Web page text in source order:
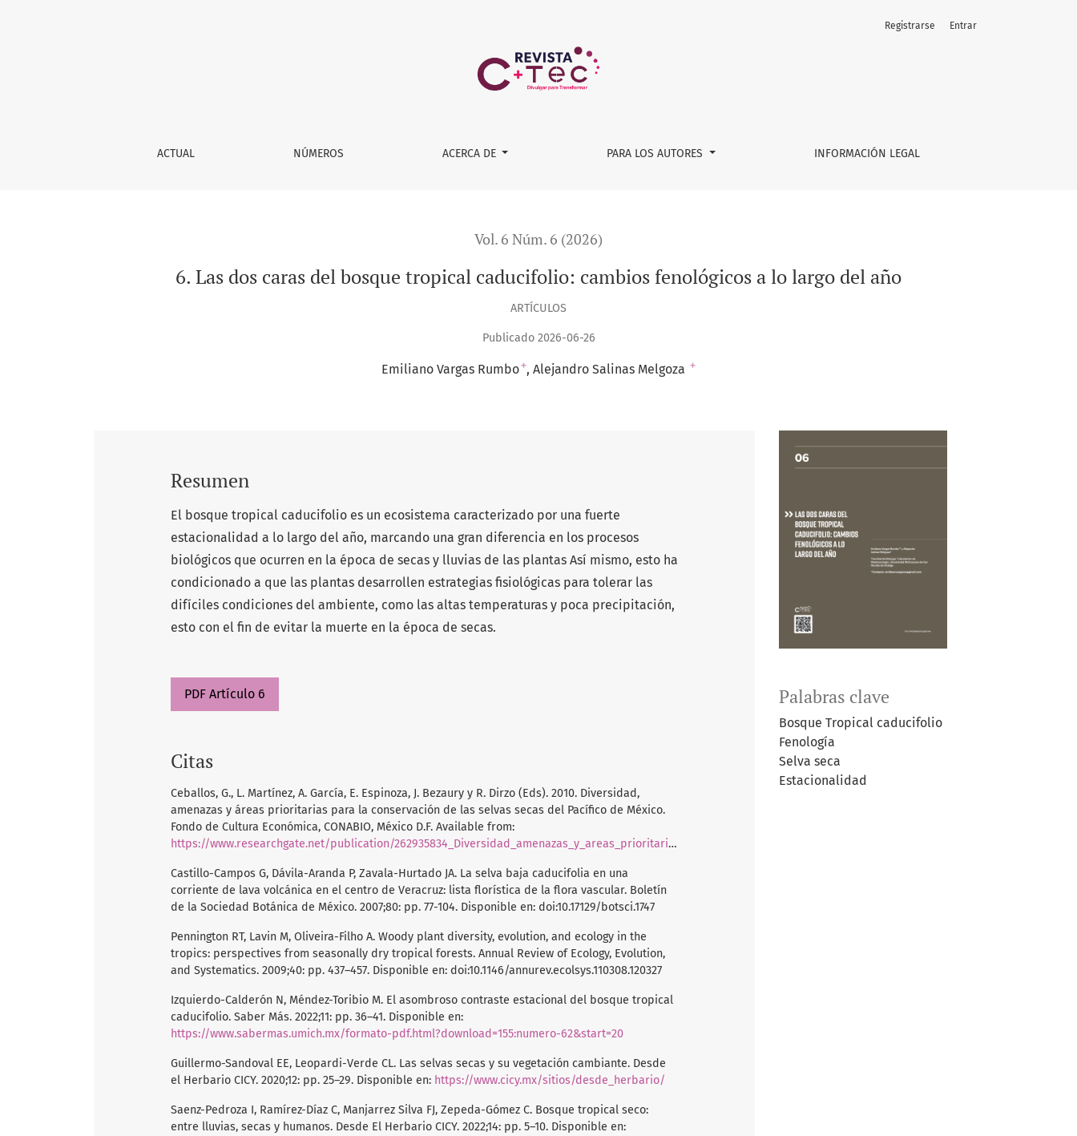
ACTUAL NÚMEROS ACERCA DE PARA LOS AUTORES INFORMACIÓN LEGAL
Registrarse Entrar
Vol. 6 Núm. 6 (2026)
6. Las dos caras del bosque tropical caducifolio: cambios fenológicos a lo largo del año
ARTÍCULOS
Publicado 2026-06-26
Emiliano Vargas Rumbo+ Alejandro Salinas Melgoza +
Palabras clave
Bosque Tropical caducifolio
Fenología
Selva seca
Estacionalidad
Resumen
El bosque tropical caducifolio es un ecosistema caracterizado por una fuerte
estacionalidad a lo largo del año, marcando una gran diferencia en los procesos
biológicos que ocurren en la época de secas y lluvias de las plantas Así mismo, esto ha
condicionado a que las plantas desarrollen estrategias fisiológicas para tolerar las
difíciles condiciones del ambiente, como las altas temperaturas y poca precipitación,
esto con el fin de evitar la muerte en la época de secas.
PDF Artículo 6
Citas
Ceballos, G., L. Martínez, A. García, E. Espinoza, J. Bezaury y R. Dirzo (Eds). 2010. Diversidad,
amenazas y áreas prioritarias para la conservación de las selvas secas del Pacífico de México.
Fondo de Cultura Económica, CONABIO, México D.F. Available from:
https://www.researchgate.net/publication/262935834_Diversidad_amenazas_y_areas_prioritarias_para_la_conservacion_de_las_Selvas_Secas_del_Pacifico_de_Mexico
Castillo-Campos G, Dávila-Aranda P, Zavala-Hurtado JA. La selva baja caducifolia en una
corriente de lava volcánica en el centro de Veracruz: lista florística de la flora vascular. Boletín
de la Sociedad Botánica de México. 2007;80: pp. 77-104. Disponible en: doi:10.17129/botsci.1747
Pennington RT, Lavin M, Oliveira-Filho A. Woody plant diversity, evolution, and ecology in the
tropics: perspectives from seasonally dry tropical forests. Annual Review of Ecology, Evolution,
and Systematics. 2009;40: pp. 437–457. Disponible en: doi:10.1146/annurev.ecolsys.110308.120327
Izquierdo-Calderón N, Méndez-Toribio M. El asombroso contraste estacional del bosque tropical
caducifolio. Saber Más. 2022;11: pp. 36–41. Disponible en:
https://www.sabermas.umich.mx/formato-pdf.html?download=155:numero-62&start=20
Guillermo-Sandoval EE, Leopardi-Verde CL. Las selvas secas y su vegetación cambiante. Desde
el Herbario CICY. 2020;12: pp. 25–29. Disponible en: https://www.cicy.mx/sitios/desde_herbario/
Saenz-Pedroza I, Ramírez-Díaz C, Manjarrez Silva FJ, Zepeda-Gómez C. Bosque tropical seco:
entre lluvias, secas y humanos. Desde El Herbario CICY. 2022;14: pp. 5–10. Disponible en: